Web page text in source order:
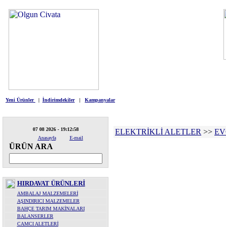
Yeni Ürünler | İndirimdekiler | Kampanyalar
07 08 2026 - 19:12:58
Anasayfa
E-mail
ÜRÜN ARA
HIRDAVAT ÜRÜNLERİ
AMBALAJ MALZEMELERİ
AŞINDIRICI MALZEMELER
BAHÇE TARIM MAKİNALARI
BALANSERLER
CAMCI ALETLERİ
ELEKTRİKLİ ALETLER >>